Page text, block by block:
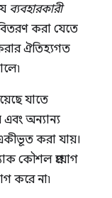
ব্যবহারকারী
করা যেতে
ঐতিহ্যগত
যাতে
এবং অন্যান্য
করা যায়।
কৌশল প্রয়োগ
করে না৷